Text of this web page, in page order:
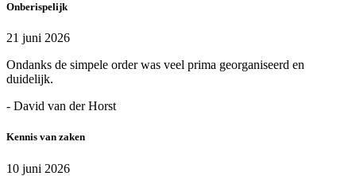
Onberispelijk
21 juni 2026
Ondanks de simpele order was veel prima georganiseerd en
duidelijk.
- David van der Horst
Kennis van zaken
10 juni 2026